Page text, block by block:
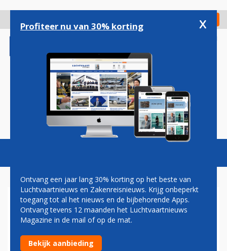
gaan
Check in
Magazine Podcasts Vacatures
RYANAIR VERWACHT MINDER
PASSAGIERS DOOR
PROBLEMEN BIJ BOEING
Profiteer nu van 30% korting x
Ontvang een jaar lang 30% korting op het beste van
Luchtvaartnieuws en Zakenreisnieuws. Krijg onbeperkt
toegang tot al het nieuws en de bijbehorende Apps.
Ontvang tevens 12 maanden het Luchtvaartnieuws
Magazine in de mail of op de mat.
Bekijk aanbieding